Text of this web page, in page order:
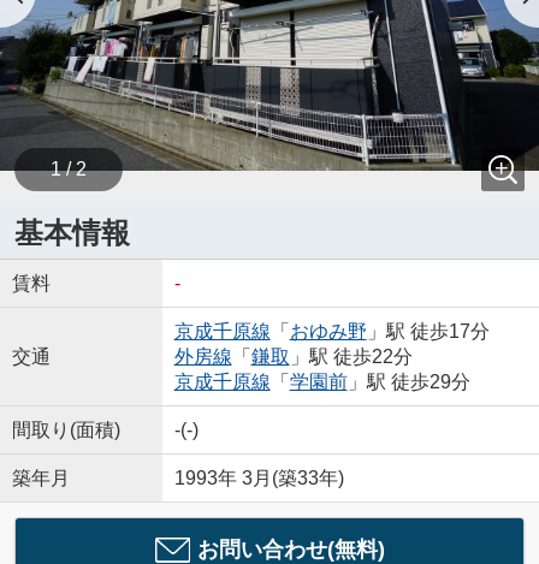
1 / 2
基本情報
賃料 -
交通
京成千原線 「 おゆみ野 」駅 徒歩17分
外房線 「 鎌取 」駅 徒歩22分
京成千原線 「 学園前」駅 徒歩29分
間取り(面積) -(-)
築年月 1993年 3月(築33年)
お問い合わせ(無料)